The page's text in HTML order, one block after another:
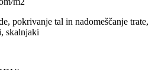
pokrivanje tal in nadomeščanje trate,
skalnjaki